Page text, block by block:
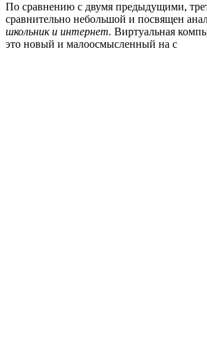
По сравнению с двумя предыдущими,
сравнительно небольшой и посвящен
школьник и интернет. Виртуальная
это новый и малоосмысленный на с